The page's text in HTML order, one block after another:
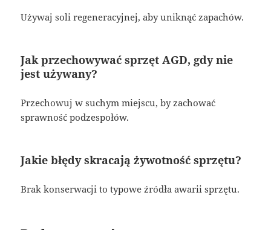
Używaj soli regeneracyjnej, aby uniknąć zapachów.
Jak przechowywać sprzęt AGD, gdy nie
jest używany?
Przechowuj w suchym miejscu, by zachować
sprawność podzespołów.
Jakie błędy skracają żywotność sprzętu?
Brak konserwacji to typowe źródła awarii sprzętu.